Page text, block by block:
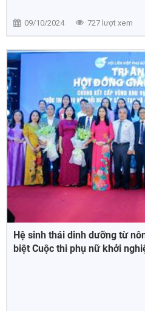
09/10/2024 727 lượt xem
Hệ sinh thái dinh dưỡng từ
biệt Cuộc thi phụ nữ khởi